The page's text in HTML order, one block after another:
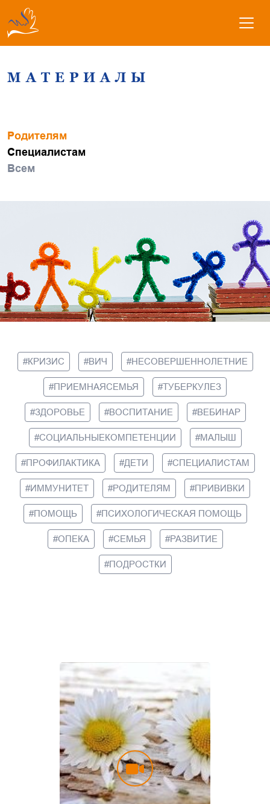
МАТЕРИАЛЫ
Родителям
Специалистам
Всем
КРИЗИС ВИЧ НЕСОВЕРШЕННОЛЕТНИЕ
ПРИЕМНАЯСЕМЬЯ ТУБЕРКУЛЕЗ
ЗДОРОВЬЕ ВОСПИТАНИЕ ВЕБИНАР
СОЦИАЛЬНЫЕКОМПЕТЕНЦИИ МАЛЫШ
ПРОФИЛАКТИКА ДЕТИ СПЕЦИАЛИСТАМ
ИММУНИТЕТ РОДИТЕЛЯМ ПРИВИВКИ
ПОМОЩЬ ПСИХОЛОГИЧЕСКАЯ ПОМОЩЬ
ОПЕКА СЕМЬЯ РАЗВИТИЕ
ПОДРОСТКИ